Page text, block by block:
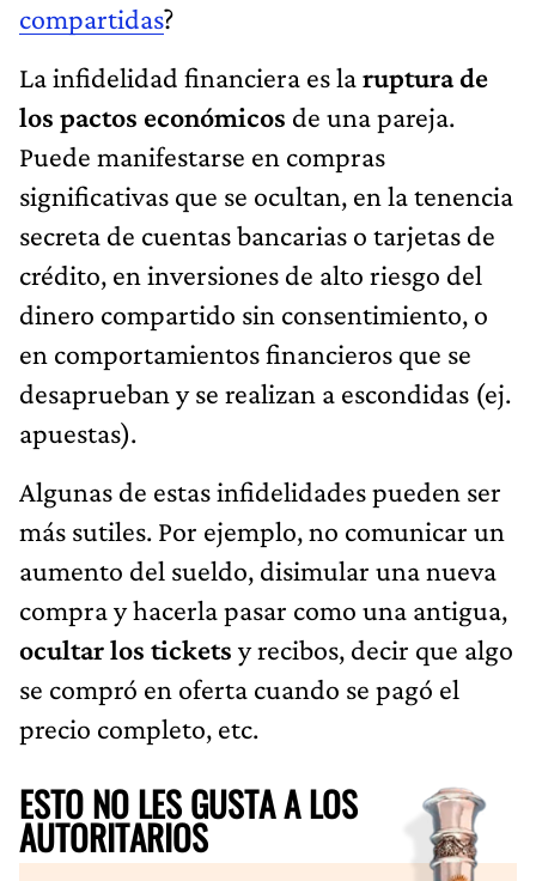
compartidas?
La infidelidad financiera es laruptura de
los pactos económicos de una pareja.
Puede manifestarse en compras
significativas que se ocultan, en la tenencia
secreta de cuentas bancarias o tarjetas de
crédito, en inversiones de alto riesgo del
dinero compartido sin consentimiento, o
en comportamientos financieros que se
desaprueban y se realizan a escondidas (ej.
apuestas).
Algunas de estas infidelidades pueden ser
más sutiles. Por ejemplo, no comunicar un
aumento del sueldo, disimular una nueva
compra y hacerla pasar como una antigua,
ocultar los tickets y recibos, decir que algo
se compró en oferta cuando se pagó el
precio completo, etc.
ESTO NO LES GUSTA A LOS
AUTORITARIOS